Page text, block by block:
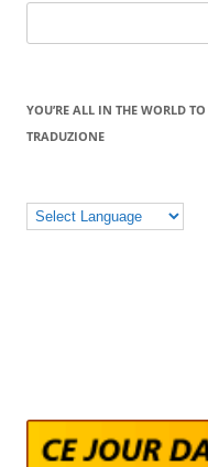
YOU’RE ALL IN THE WORLD
TRADUZIONE